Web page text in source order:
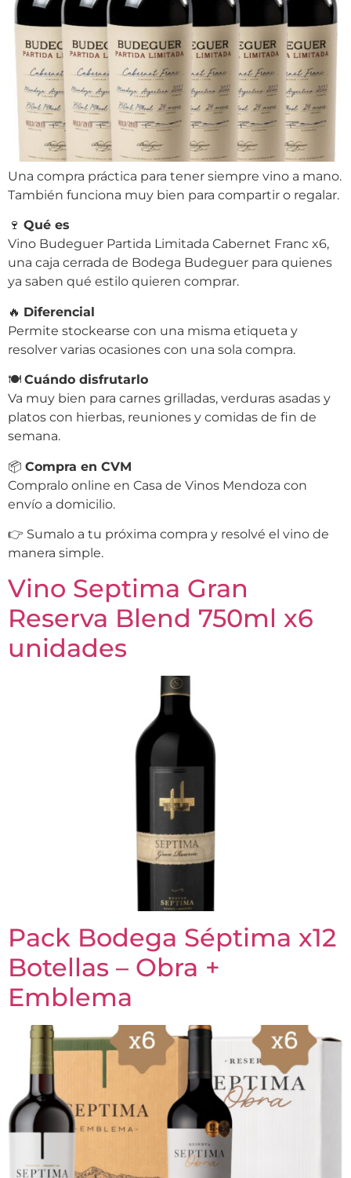
Una compra práctica para tener siempre vino a mano.
También funciona muy bien para compartir o regalar.
🍷 Qué es
Vino Budeguer Partida Limitada Cabernet Franc x6,
una caja cerrada de Bodega Budeguer para quienes
ya saben qué estilo quieren comprar.
🔥 Diferencial
Permite stockearse con una misma etiqueta y
resolver varias ocasiones con una sola compra.
🍽 Cuándo disfrutarlo
Va muy bien para carnes grilladas, verduras asadas y
platos con hierbas, reuniones y comidas de fin de
semana.
📦 Compra en CVM
Compralo online en Casa de Vinos Mendoza con
envío a domicilio.
👉 Sumalo a tu próxima compra y resolvé el vino de
manera simple.
Vino Septima Gran
Reserva Blend 750ml x6
unidades
Pack Bodega Séptima x12
Botellas – Obra +
Emblema